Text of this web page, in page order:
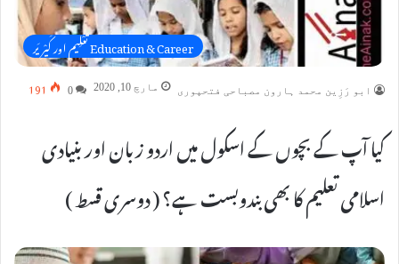
Education & Career تَعْلِیم اور کَیْرِیَر
ابو رَزِین محمد ہارون مصباحی فتحپوری مارچ 10, 2020 0
191
کیا آپ کے بچوں کے اسکول میں اردو زبان اور بنیادی
اسلامی تعلیم کا بھی بندوبست ہے؟ ( دوسری قسط )